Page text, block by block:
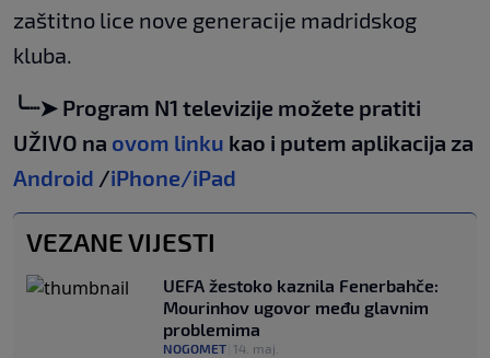
zaštitno lice nove generacije madridskog
kluba.
╰┈➤ Program N1 televizije možete pratiti
UŽIVO na ovom linku kao i putem aplikacija za
Android /iPhone/iPad
VEZANE VIJESTI
UEFA žestoko kaznila Fenerbahče:
Mourinhov ugovor među glavnim
problemima
NOGOMET 14. maj.